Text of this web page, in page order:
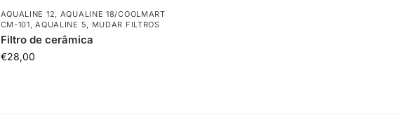
AQUALINE 12, AQUALINE 18/COOLMART
CM-101,AQUALINE 5, MUDAR FILTROS
Filtro de cerâmica
€28,00